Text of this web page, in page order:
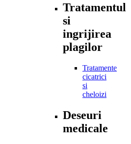
Tratamentul
si
ingrijirea
plagilor
Tratamente
cicatrici
si
cheloizi
Deseuri
medicale